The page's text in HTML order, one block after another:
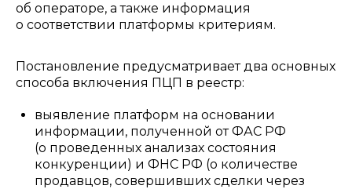
об операторе, а также информация
о соответствии платформы критериям.
Постановление предусматривает два основных
способа включения ПЦП в реестр:
выявление платформ на основании
информации, полученной от ФАС РФ
(о проведенных анализах состояния
конкуренции) и ФНС РФ (о количестве
продавцов, совершивших сделки через